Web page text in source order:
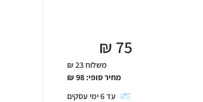
75
₪
משלוח 23 ₪
מחיר סופי: 98
₪
עד6ימי עסקים